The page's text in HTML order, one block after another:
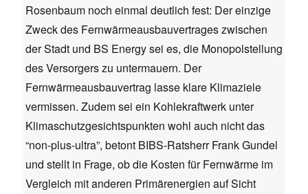
Rosenbaum noch einmal deutlich fest: Der einzige
Zweck des Fernwärmeausbauvertrages zwischen
der Stadt und BS Energy sei es, die Monopolstellung
des Versorgers zu untermauern. Der
Fernwärmeausbauvertrag lasse klare Klimaziele
vermissen. Zudem sei ein Kohlekraftwerk unter
Klimaschutzgesichtspunkten wohl auch nicht das
“non-plus-ultra”, betont BIBS-Ratsherr Frank Gundel
und stellt in Frage, ob die Kosten für Fernwärme im
Vergleich mit anderen Primärenergien auf Sicht